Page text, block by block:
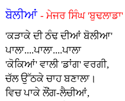
ਬੋਲੀਆਂ - ਮੇਜਰ ਸਿੰਘ 'ਬੁਢਲਾਡਾ'
'ਕੜਾਕੇ ਦੀ ਠੰਢ ਦੀਆਂ ਬੋਲੀਆ'
ਪਾਲਾ....ਪਾਲਾ....ਪਾਲਾ
'ਕੋਕਿਆਂ' ਵਾਲੀ 'ਡਾਂਗ' ਵਰਗੀ,
ਚੱਲ ਉੱਠਕੇ ਚਾਹ ਬਣਾਲਾ।
ਵਿਚ ਪਾਕੇ ਲੌਂਗ-ਲੈਚੀਆਂ,